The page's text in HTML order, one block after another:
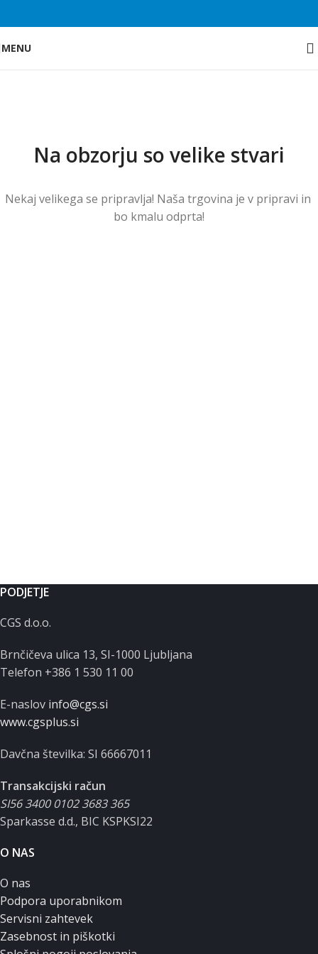
MENU
Na obzorju so velike stvari
Nekaj ​​velikega se pripravlja! Naša trgovina je v pripravi in ​​
bo kmalu odprta!
PODJETJE
CGS d.o.o.
Brnčičeva ulica 13, SI-1000 Ljubljana
Telefon +386 1 530 11 00
E-naslov info@cgs.si
www.cgsplus.si
Davčna številka: SI 66667011
Transakcijski račun
SI56 3400 0102 3683 365
Sparkasse d.d., BIC KSPKSI22
O NAS
O nas
Podpora uporabnikom
Servisni zahtevek
Zasebnost in piškotki